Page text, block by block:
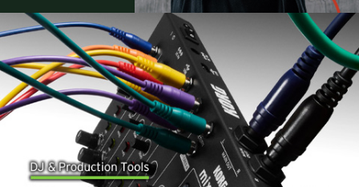
Localizador de Tiendas
Noticias
Ubicación
Redes Sociales